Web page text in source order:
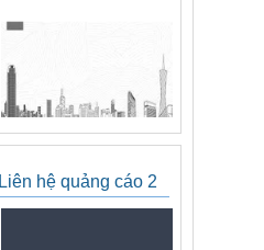
Liên hệ quảng cáo 2